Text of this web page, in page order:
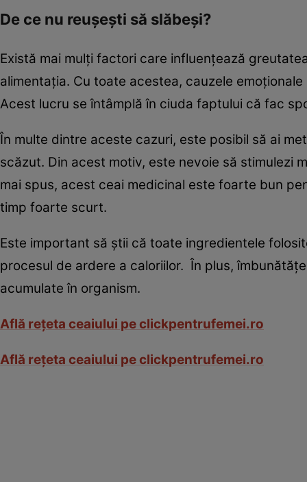
De ce nu reuşeşti să slăbeşi?
Există mai mulţi factori care influenţează
alimentaţia. Cu toate acestea, cauzele
Acest lucru se întâmplă în ciuda faptului că fac
În multe dintre aceste cazuri, este posibil să ai
scăzut. Din acest motiv, este nevoie să stimulezi
mai spus, acest ceai medicinal este foarte bun
timp foarte scurt.
Este important să ştii că toate ingredientele
procesul de ardere a caloriilor. În plus,
acumulate în organism.
Află reţeta ceaiului pe clickpentrufemei.ro
Află reţeta ceaiului pe clickpentrufemei.ro